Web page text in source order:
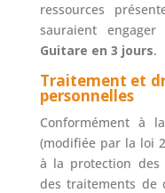
ressources
sauraient
Guitare en 3 jours.
Traitement et
personnelles
Conformément à
(modifiée par la loi
à la protection des
des traitements de